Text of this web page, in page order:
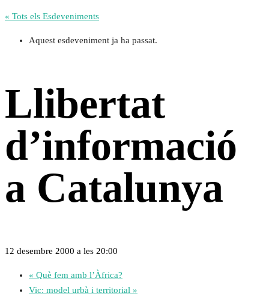
« Tots els Esdeveniments
Aquest esdeveniment ja ha passat.
Llibertat
d’informació
a Catalunya
12 desembre 2000 a les 20:00
« Què fem amb l’Àfrica?
Vic: model urbà i territorial »